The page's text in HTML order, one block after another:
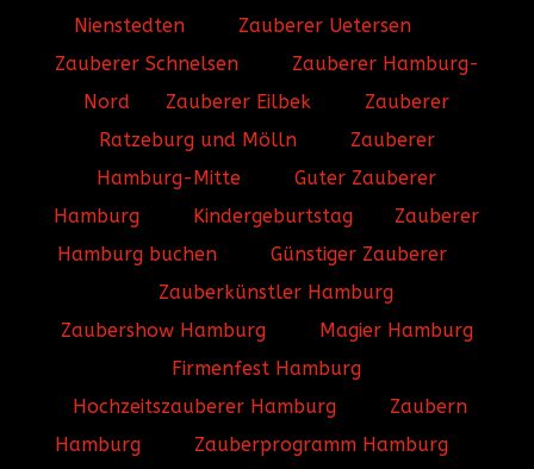
Nienstedten
Zauberer Uetersen
Zauberer Schnelsen
Zauberer Hamburg-
Nord
Zauberer Eilbek
Zauberer
Ratzeburg und Mölln
Zauberer
Hamburg-Mitte
Guter Zauberer
Hamburg
Kindergeburtstag
Zauberer
Hamburg buchen
Günstiger Zauberer
Zauberkünstler Hamburg
Zaubershow Hamburg
Magier Hamburg
Firmenfest Hamburg
Hochzeitszauberer Hamburg
Zaubern
Hamburg
Zauberprogramm Hamburg